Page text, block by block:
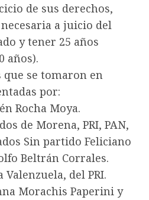
de sus derechos,
a juicio del
y tener 25 años
años).
se tomaron en
por:
Rocha Moya.
de Morena, PRI, PAN,
Sin partido Feliciano
Beltrán Corrales.
del PRI.
Morachis Paperini y